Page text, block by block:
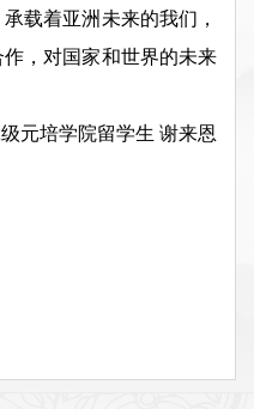
载着亚洲未来的我们，
，对国家和世界的未来
元培学院留学生 谢来恩